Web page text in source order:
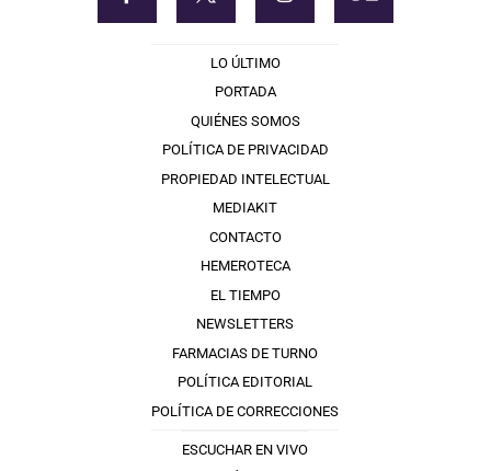
LO ÚLTIMO
PORTADA
QUIÉNES SOMOS
POLÍTICA DE PRIVACIDAD
PROPIEDAD INTELECTUAL
MEDIAKIT
CONTACTO
HEMEROTECA
EL TIEMPO
NEWSLETTERS
FARMACIAS DE TURNO
POLÍTICA EDITORIAL
POLÍTICA DE CORRECCIONES
ESCUCHAR EN VIVO